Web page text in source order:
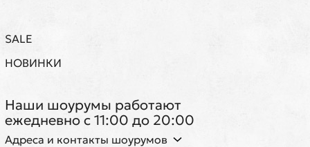
SALE
НОВИНКИ
Наши шоурумы работают
ежедневно с 11:00 до 20:00
Адреса и контакты шоурумов